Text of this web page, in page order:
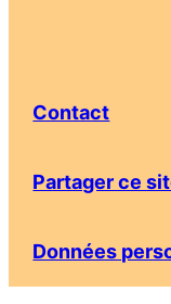
Contact
Partager ce
Données